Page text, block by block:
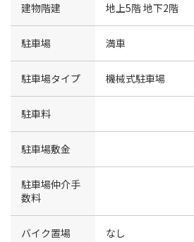
建物階建 地上5階 地下2階
駐車場 満車
駐車場タイプ 機械式駐車場
駐車料
駐車場敷金
駐車場仲介手
数料
バイク置場 なし